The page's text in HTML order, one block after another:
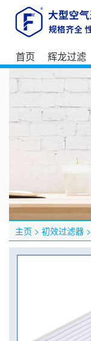
首页 辉龙过滤
主页 > 初效过滤器 >